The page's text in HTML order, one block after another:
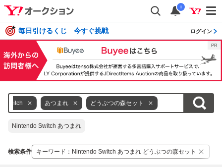
i
毎日引けるくじ 今すぐ挑戦 ログイン
Switch あつまれ どうぶつの森セット
Nintendo Switch あつまれ
検索条件 キーワード ： Nintendo Switch あつまれ どうぶつの森セット